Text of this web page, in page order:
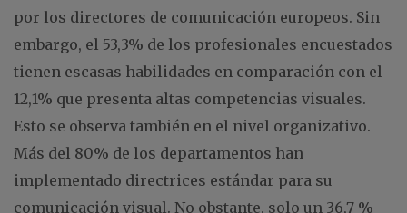
por los directores de comunicación europeos. Sin
embargo, el 53,3% de los profesionales encuestados
tienen escasas habilidades en comparación con el
12,1% que presenta altas competencias visuales.
Esto se observa también en el nivel organizativo.
Más del 80% de los departamentos han
implementado directrices estándar para su
comunicación visual. No obstante, solo un 36,7 %